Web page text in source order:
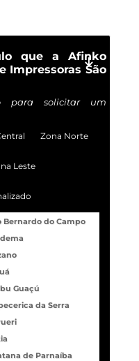
que a Afinko
Impressoras São
para solicitar um
Zona Norte
Leste
Bernardo do Campo
Guaçú
da Serra
de Parnaíba